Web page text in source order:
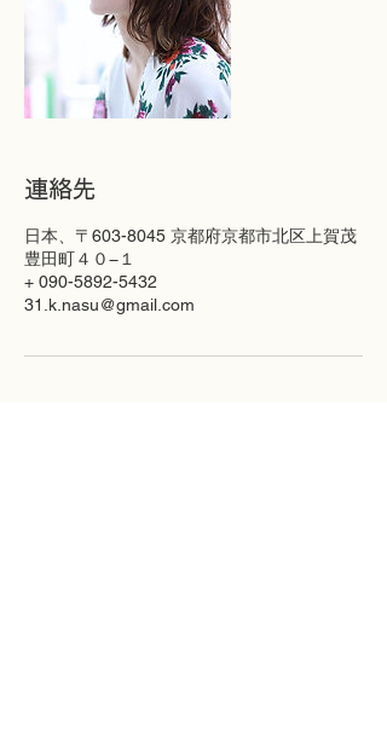
連絡先
日本、〒603-8045 京都府京都市北区上賀茂
豊田町４０−１
+ 090-5892-5432
31.k.nasu@gmail.com